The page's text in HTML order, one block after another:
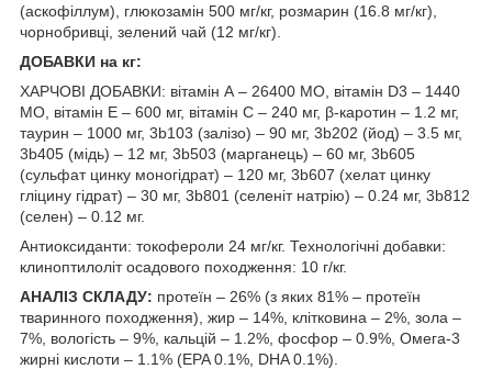
(аскофіллум), глюкозамін 500 мг/кг, розмарин (16.8 мг/кг),
чорнобривці, зелений чай (12 мг/кг).
ДОБАВКИ на кг:
ХАРЧОВІ ДОБАВКИ: вітамін А – 26400 МО, вітамін D3 – 1440
МО, вітамін Е – 600 мг, вітамін С – 240 мг, β-каротин – 1.2 мг,
таурин – 1000 мг, 3b103 (залізо) – 90 мг, 3b202 (йод) – 3.5 мг,
3b405 (мідь) – 12 мг, 3b503 (марганець) – 60 мг, 3b605
(сульфат цинку моногідрат) – 120 мг, 3b607 (хелат цинку
гліцину гідрат) – 30 мг, 3b801 (селеніт натрію) – 0.24 мг, 3b812
(селен) – 0.12 мг.
Антиоксиданти: токофероли 24 мг/кг. Технологічні добавки:
клиноптилоліт осадового походження: 10 г/кг.
АНАЛІЗ СКЛАДУ: протеїн – 26% (з яких 81% – протеїн
тваринного походження), жир – 14%, клітковина – 2%, зола –
7%, вологість – 9%, кальцій – 1.2%, фосфор – 0.9%, Омега-3
жирні кислоти – 1.1% (EPA 0.1%, DHA 0.1%).